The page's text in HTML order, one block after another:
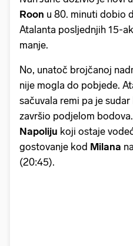
Roon u 80. minuti dobio
Atalanta posljednjih 15-
manje.
No, unatoč brojčanoj
nije mogla do pobjede.
sačuvala remi pa je
završio podjelom
Napoliju koji ostaje
gostovanje kod Milana
(20:45).